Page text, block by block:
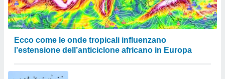
Ecco come le onde tropicali influenzano
l’estensione dell’anticiclone africano in Europa